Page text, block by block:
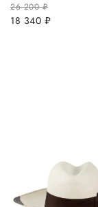
26 200руб.
18 340 руб.